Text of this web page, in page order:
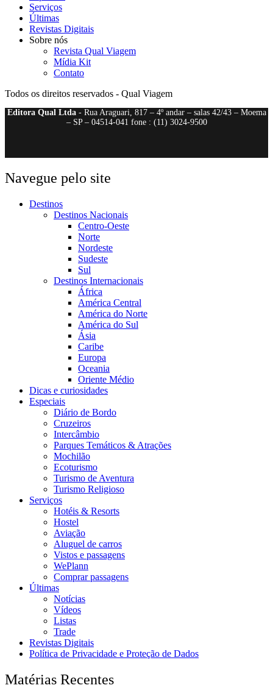
Serviços
Últimas
Revistas Digitais
Sobre nós
Revista Qual Viagem
Mídia Kit
Contato
Todos os direitos reservados - Qual Viagem
Editora Qual Ltda- Rua Araguari, 817 – 4º andar – salas 42/43 – Moema
– SP – 04514-041 fone : (11) 3024-9500
Navegue pelo site
Destinos
Destinos Nacionais
Centro-Oeste
Norte
Nordeste
Sudeste
Sul
Destinos Internacionais
África
América Central
América do Norte
América do Sul
Ásia
Caribe
Europa
Oceania
Oriente Médio
Dicas e curiosidades
Especiais
Diário de Bordo
Cruzeiros
Intercâmbio
Parques Temáticos & Atrações
Mochilão
Ecoturismo
Turismo de Aventura
Turismo Religioso
Serviços
Hotéis & Resorts
Hostel
Aviação
Aluguel de carros
Vistos e passagens
WePlann
Comprar passagens
Últimas
Notícias
Vídeos
Listas
Trade
Revistas Digitais
Política de Privacidade e Proteção de Dados
Matérias Recentes